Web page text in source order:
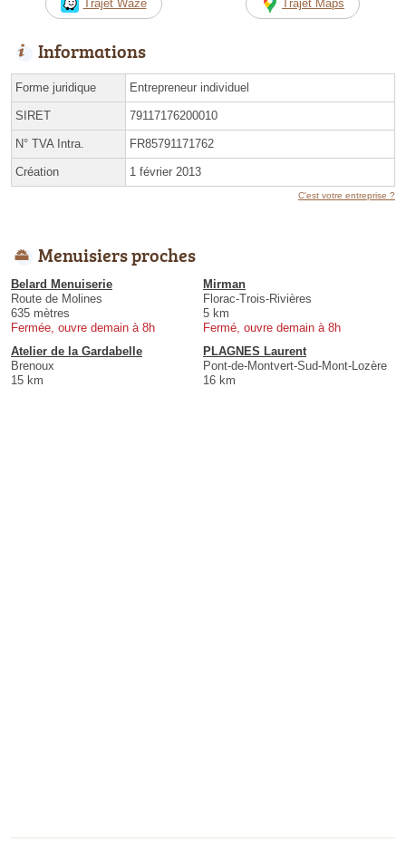
Trajet Waze Trajet Maps
Informations
Forme juridique Entrepreneur individuel
SIRET 79117176200010
N° TVA Intra. FR85791171762
Création 1 février 2013
C'est votre entreprise ?
Menuisiers proches
Belard Menuiserie
Route de Molines
635 mètres
Fermée, ouvre demain à 8h
Mirman
Florac-Trois-Rivières
5 km
Fermé, ouvre demain à 8h
Atelier de la Gardabelle
Brenoux
15 km
PLAGNES Laurent
Pont-de-Montvert-Sud-Mont-Lozère
16 km